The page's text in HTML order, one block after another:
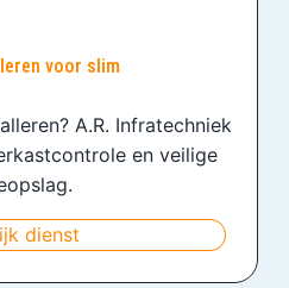
voor slim
A.R. Infratechniek
en veilige
dienst